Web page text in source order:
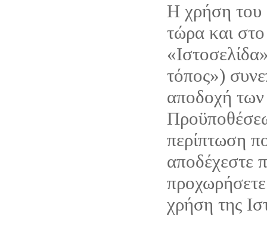
Η χρήση
τώρα και
τόπος»)
αποδοχή
περίπτωση
αποδέχεστε
χρήση της